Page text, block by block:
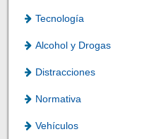
Tecnología
Alcohol y Drogas
Distracciones
Normativa
Vehículos